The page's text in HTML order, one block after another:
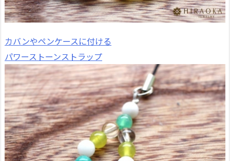
カバンやペンケースに付ける
パワーストーンストラップ